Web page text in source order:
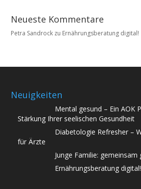
Neueste Kommentare
Petra Sandrock zu Ernährungsberatung digital!
Neuigkeiten
Mental gesund – Ein AOK
Stärkung Ihrer seelischen Gesundheit
Diabetologie Refresher –
für Ärzte
Junge Familie:
Ernährungsberatung digital!